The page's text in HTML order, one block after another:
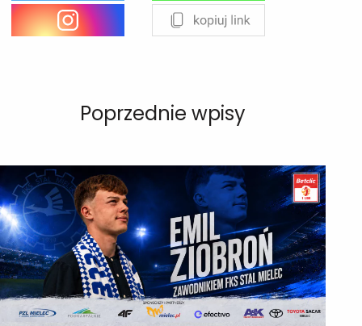
Poprzednie wpisy